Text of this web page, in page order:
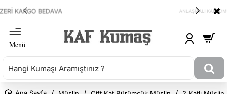
ANLAŞMALI KARGOMUZ HEPSİJET